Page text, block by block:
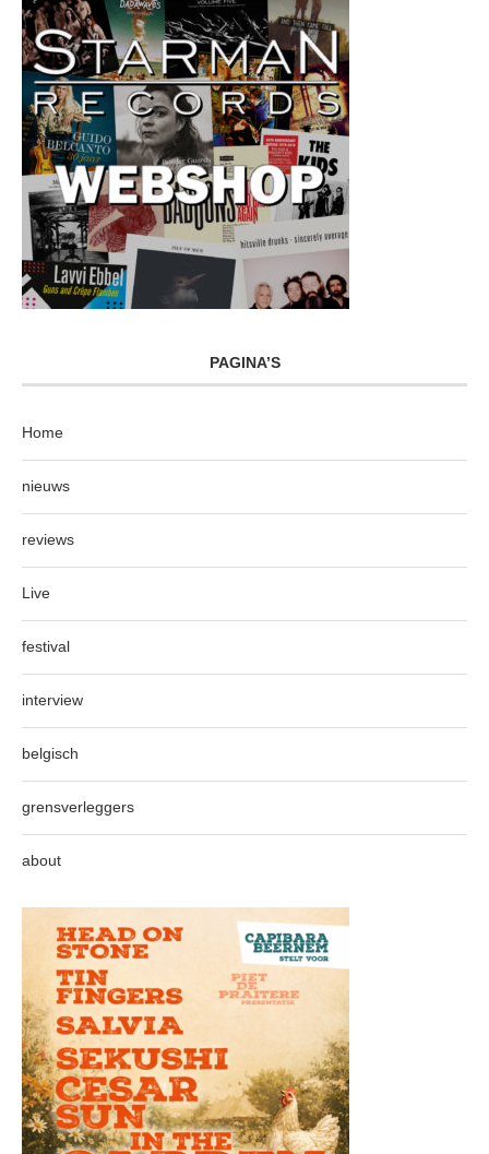
PAGINA’S
Home
nieuws
reviews
Live
festival
interview
belgisch
grensverleggers
about